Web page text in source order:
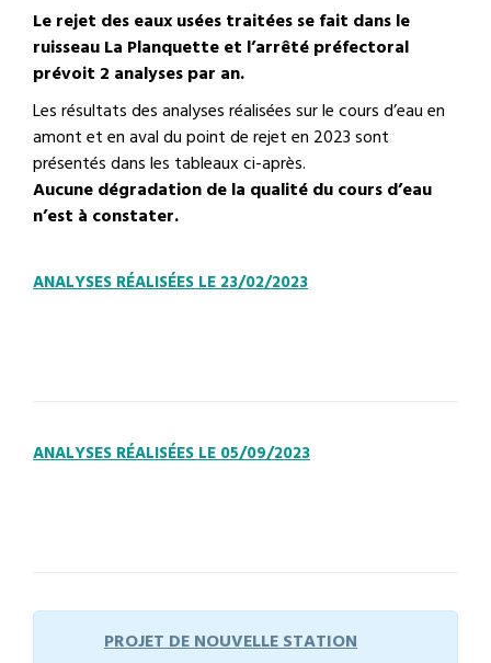
Le rejet des eaux usées traitées se fait dans le
ruisseau La Planquette et l’arrêté préfectoral
prévoit 2 analyses par an.
Les résultats des analyses réalisées sur le cours d’eau en
amont et en aval du point de rejet en 2023 sont
présentés dans les tableaux ci-après.
Aucune dégradation de la qualité du cours d’eau
n’est à constater.
ANALYSES RÉALISÉES LE 23/02/2023
ANALYSES RÉALISÉES LE 05/09/2023
PROJET DE NOUVELLE STATION